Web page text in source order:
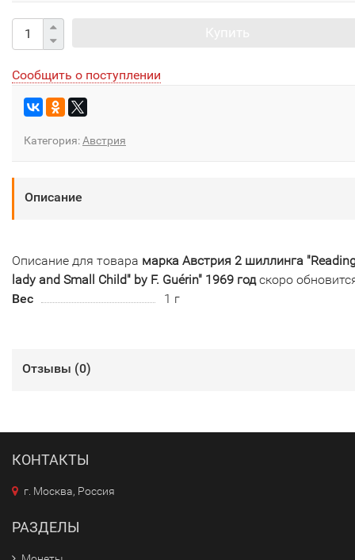
Сообщить о поступлении
Категория:Австрия
Описание
Описание для товара марка Австрия 2 шиллинга
lady and Small Child" by F. Guérin" 1969 годскоро
Вес
1 г
Отзывы (0)
КОНТАКТЫ
г. Москва, Россия
РАЗДЕЛЫ